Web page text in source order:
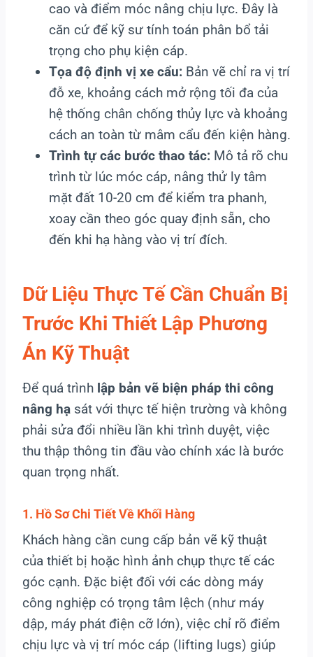
cao và điểm móc nâng chịu lực. Đây là
căn cứ để kỹ sư tính toán phân bổ tải
trọng cho phụ kiện cáp.
Tọa độ định vị xe cẩu: Bản vẽ chỉ ra vị trí
đỗ xe, khoảng cách mở rộng tối đa của
hệ thống chân chống thủy lực và khoảng
cách an toàn từ mâm cẩu đến kiện hàng.
Trình tự các bước thao tác: Mô tả rõ chu
trình từ lúc móc cáp, nâng thử ly tâm
mặt đất 10-20 cm để kiểm tra phanh,
xoay cần theo góc quay định sẵn, cho
đến khi hạ hàng vào vị trí đích.
Dữ Liệu Thực Tế Cần Chuẩn Bị
Trước Khi Thiết Lập Phương
Án Kỹ Thuật
Để quá trình lập bản vẽ biện pháp thi công
nâng hạ sát với thực tế hiện trường và không
phải sửa đổi nhiều lần khi trình duyệt, việc
thu thập thông tin đầu vào chính xác là bước
quan trọng nhất.
1. Hồ Sơ Chi Tiết Về Khối Hàng
Khách hàng cần cung cấp bản vẽ kỹ thuật
của thiết bị hoặc hình ảnh chụp thực tế các
góc cạnh. Đặc biệt đối với các dòng máy
công nghiệp có trọng tâm lệch (như máy
dập, máy phát điện cỡ lớn), việc chỉ rõ điểm
chịu lực và vị trí móc cáp (lifting lugs) giúp